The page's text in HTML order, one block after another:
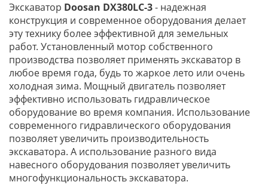
Экскаватор Doosan DX380LC-3- надежная
конструкция и современное оборудования делает
эту технику более эффективной для земельных
работ. Установленный мотор собственного
производства позволяет применять экскаватор в
любое время года, будь то жаркое лето или очень
холодная зима. Мощный двигатель позволяет
эффективно использовать гидравлическое
оборудование во время компания. Использование
современного гидравлического оборудования
позволяет увеличить производительность
экскаватора. А использование разного вида
навесного оборудования позволяет увеличить
многофункциональность экскаватора.